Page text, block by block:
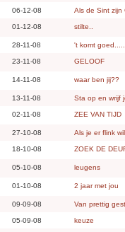
06-12-08 Als de Sint zijn
01-12-08 stilte..
28-11-08 't komt
23-11-08 GELOOF
14-11-08 waar ben jij??
13-11-08 Sta op en wrijf
02-11-08 ZEE VAN TIJD
27-10-08 Als je er flink
18-10-08 ZOEK DE
05-10-08 leugens
01-10-08 2 jaar met jou
09-09-08 Van prettig
05-09-08 keuze